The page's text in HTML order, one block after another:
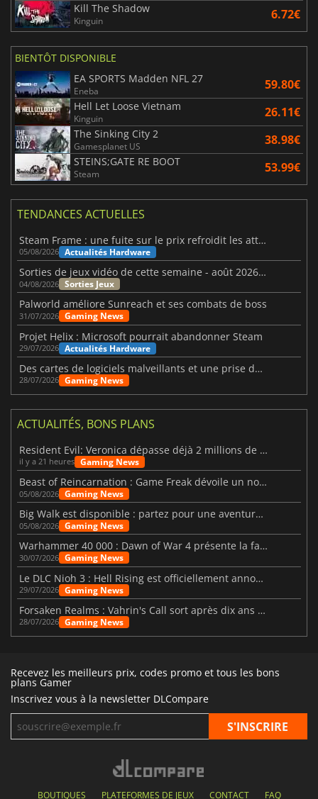
Kill The Shadow
Kinguin 6.72€
BIENTÔT DISPONIBLE
EA SPORTS Madden NFL 27
Eneba 59.80€
Hell Let Loose Vietnam
Kinguin 26.11€
The Sinking City 2
Gamesplanet US 38.98€
STEINS;GATE RE BOOT
Steam 53.99€
TENDANCES ACTUELLES
Steam Frame : une fuite sur le prix refroidit les attentes VR
05/08/2026 Actualités Hardware
Sorties de jeux vidéo de cette semaine - août 2026 (semaine 32)
04/08/2026 Sorties Jeux
Palworld améliore Sunreach et ses combats de boss
31/07/2026 Gaming News
Projet Helix : Microsoft pourrait abandonner Steam
29/07/2026 Actualités Hardware
Des cartes de logiciels malveillants et une prise de contrôle de Discord ont touché Meccha Chameleon
28/07/2026 Gaming News
ACTUALITÉS, BONS PLANS
Resident Evil: Veronica dépasse déjà 2 millions de wishlists
il y a 21 heures Gaming News
Beast of Reincarnation : Game Freak dévoile un nouveau pari
05/08/2026 Gaming News
Big Walk est disponible : partez pour une aventure entre amis
05/08/2026 Gaming News
Warhammer 40 000 : Dawn of War 4 présente la faction des Nécrons
30/07/2026 Gaming News
Le DLC Nioh 3 : Hell Rising est officiellement annoncé
29/07/2026 Gaming News
Forsaken Realms : Vahrin's Call sort après dix ans de développement
28/07/2026 Gaming News
Recevez les meilleurs prix, codes promo et tous les bons
plans Gamer
Inscrivez vous à la newsletter DLCompare
BOUTIQUES PLATEFORMES DE JEUX CONTACT FAQ